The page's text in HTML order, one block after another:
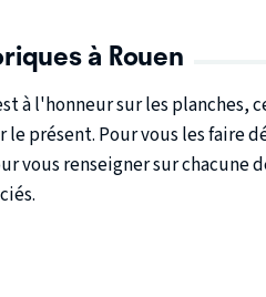
à Rouen
à l'honneur sur les planches,
le présent. Pour vous les faire
vous renseigner sur chacune